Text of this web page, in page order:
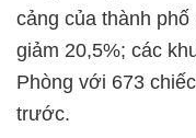
cảng của thành
giảm 20,5%; các
Phòng với 673
trước.